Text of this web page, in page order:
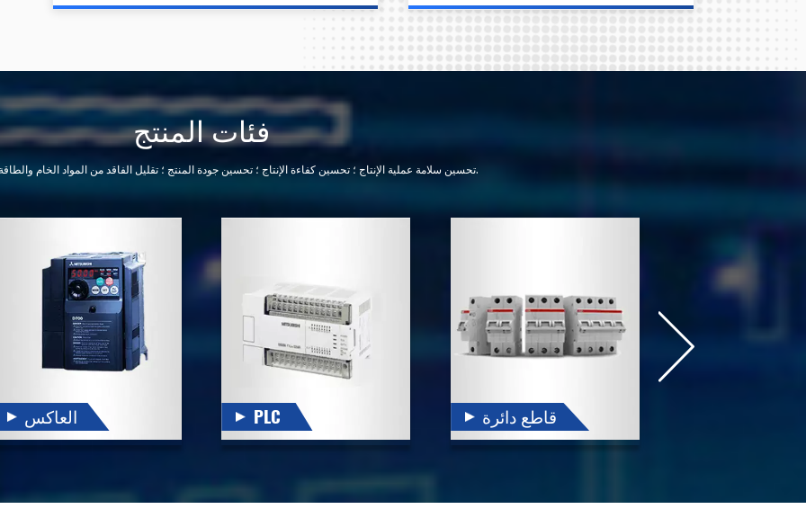
، DC / DC / DC ، I / O على اللوحة: 14 24V DC المدخلات
MicroLogix 1100 الرئيسية: EEtherNet / IP ™
فئات المنتج
تحسين سلامة عملية الإنتاج ؛ تحسين كفاءة الإنتاج ؛ تحسين جودة المنتج ؛ تقليل الفاقد من المواد الخام والطاقة في عملية الإنتاج.
العاكس PLC قاطع دائرة